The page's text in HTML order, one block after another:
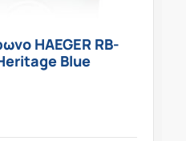
HAEGER RB-
Blue